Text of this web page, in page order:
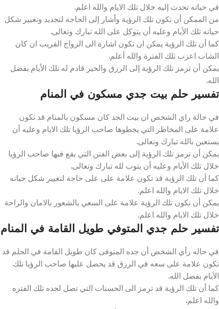
في حياته تحدث إليه خلال تلك الايام والله اعلم.
من الممكن أن تكون تلك الرؤية وأشار إلى الحاجة لتجديد وتغيير شكل
حياته تلك الأيام وعليه أن يتوكل على الله تبارك وتعالى.
كما أن تلك الرؤية يمكن ان تكون اشارة الى الزواج القريب ان كان
الشاب اعزب تلك الفترة والله أعلم.
يمكن أن ترمز تلك الرؤية إلى الرزق والخير قادم له تلك الأيام بفضل
الله.
تفسير حلم بيت جدي مسكون في المنام
في حالة راي الشخص ان بيت الجد كان مسكون بالمنام قد تكون
علامة على المخاطر التي يخطوها صاحب الرؤيا تلك الايام وعليه أن
يستعين بالله تبارك وتعالى.
يمكن أن ترمز تلك الرؤية إلى بعض الفتن التي يقع فيها صاحب الرؤيا
خلال تلك الأيام وعليه أن يتوب لله تبارك وتعالى.
كما أن تلك الرؤية قد تكون علامة على على حاجة لتغيير شكل حياته
خلال تلك الايام والله اعلم.
يمكن أن تكون تلك الرؤية علامة على السعي بالشعور بالامان والراحة
خلال تلك الايام والله اعلم.
تفسير حلم جدي المتوفي طويل القامة في المنام
في حاله رأي الشخص أن جده المتوفى كان طويل القامة في الحلم قد
تكون علامة على سعه في الرزق قد يحصل عليها صاحب الرؤيا تلك
الأيام بفضل الله.
كما أن تلك الرؤية قد ترمز الى الحسنات التي تصل لجده تلك الفتره
والله اعلم.